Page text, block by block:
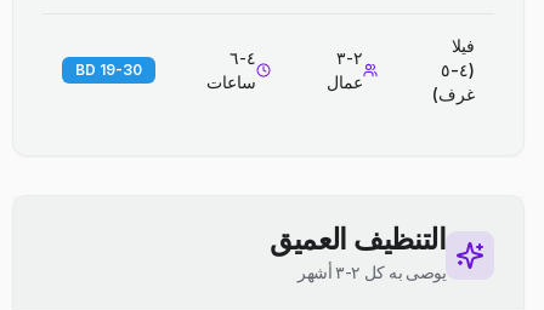
فيلا
(٤-٥
غرف)
٢-٣
عمال
٤-٦
ساعات
19-30 BD
التنظيف العميق
يوصى به كل ٢-٣ أشهر